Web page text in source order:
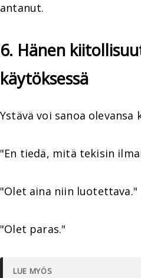
antanut.
6. Hänen
käytöksessä
Ystävä voi sanoa olevansa
"En tiedä, mitä tekisin
"Olet aina niin luotettava."
"Olet paras."
LUE MYÖS